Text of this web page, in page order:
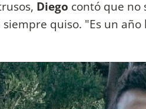
Diego contó que no
quiso. "Es un